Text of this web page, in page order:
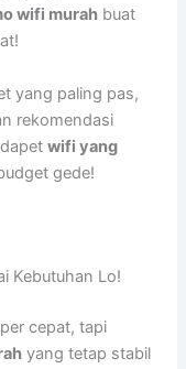
wifi murah buat
yang paling pas,
rekomendasi
dapetwifi yang
gede!
Kebutuhan Lo!
cepat, tapi
yang tetap stabil